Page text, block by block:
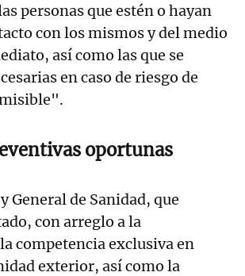
personas que estén o hayan
con los mismos y del medio
así como las que se
en caso de riesgo de
oportunas
General de Sanidad, que
con arreglo a la
competencia exclusiva en
exterior, así como la